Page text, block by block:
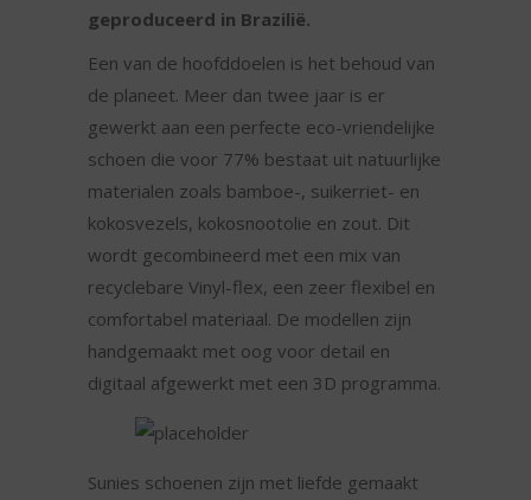
geproduceerd in Brazilië.
Een van de hoofddoelen is het behoud van
de planeet. Meer dan twee jaar is er
gewerkt aan een perfecte eco-vriendelijke
schoen die voor 77% bestaat uit natuurlijke
materialen zoals bamboe-, suikerriet- en
kokosvezels, kokosnootolie en zout. Dit
wordt gecombineerd met een mix van
recyclebare Vinyl-flex, een zeer flexibel en
comfortabel materiaal. De modellen zijn
handgemaakt met oog voor detail en
digitaal afgewerkt met een 3D programma.
Sunies schoenen zijn met liefde gemaakt